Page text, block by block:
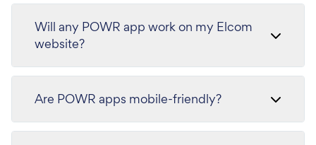
Will any POWR app work on my Elcom
website?
Are POWR apps mobile-friendly?